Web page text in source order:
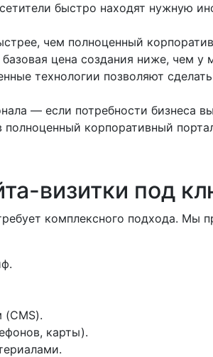
быстро находят нужную
чем полноценный
цена создания ниже, чем у
технологии позволяют
— если потребности бизнеса
корпоративный
визитки под
комплексного подхода. Мы
(CMS).
карты).